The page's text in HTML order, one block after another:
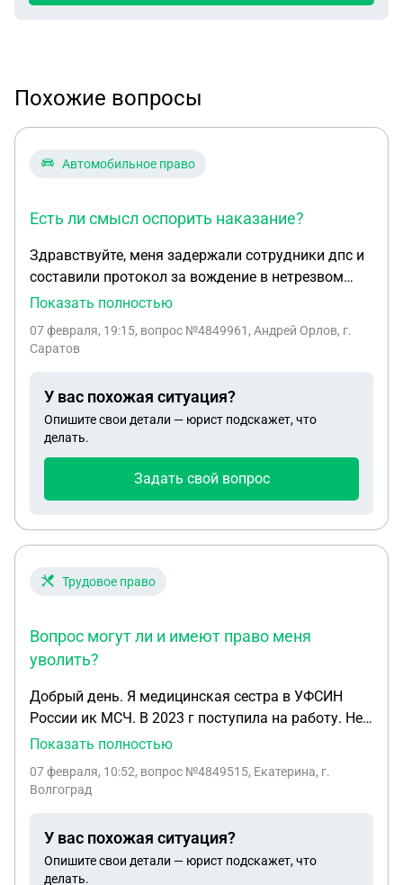
Похожие вопросы
Автомобильное право
Есть ли смысл оспорить наказание?
Здравствуйте, меня задержали сотрудники дпс и
составили протокол за вождение в нетрезвом
виде, алкотестер показал 0,83пром., я увидел что
После непродолжительной погони, они меня опять
задержании транспортного средства. В этот раз я
отказался от освидетельствования на состояние
алкогольного опьянения. Мне выписали штраф
10тыс руб за сопротивление сотрудникам
полиции, а судья назначил наказание 45тыс и
тыс и лишение прав на 1,6года по второму и он
суммироваться. то есть составит 3,2года. Прав ли
Показать полностью
07 февраля, 19:15, вопрос №4849961, Андрей Орлов, г.
Саратов
У вас похожая ситуация?
Опишите свои детали — юрист подскажет, что
делать.
Задать свой вопрос
Трудовое право
Вопрос могут ли и имеют право меня
уволить?
Добрый день. Я медицинская сестра в УФСИН
России ик МСЧ. В 2023 г поступила на работу. Не
атестованна. Я 1977 гр. При поступление справку
осужденна ст 200 ч 1,суд был без меня и я даже
гражданских сотрудников потребовали заново
справки о судимости. Вопрос могут ли и имеют
Показать полностью
07 февраля, 10:52, вопрос №4849515, Екатерина, г.
Волгоград
У вас похожая ситуация?
Опишите свои детали — юрист подскажет, что
делать.